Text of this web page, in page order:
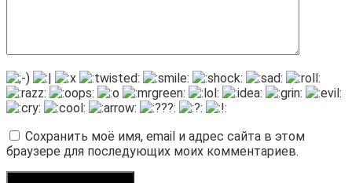
Сохранить моё имя, email и адрес сайта в этом
браузере для последующих моих комментариев.